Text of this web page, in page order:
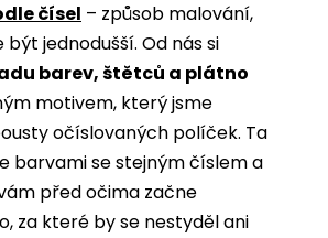
čísel ­­– způsob malování,
jednodušší. Od nás si
barev, štětců a plátno
motivem, který jsme
očíslovaných políček. Ta
barvami se stejným číslem a
před očima začne
za které by se nestyděl ani